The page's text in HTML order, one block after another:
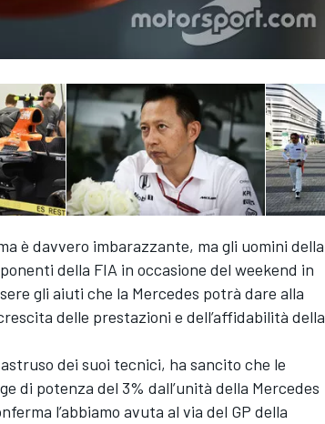
è davvero imbarazzante, ma gli uomini della
della FIA in occasione del weekend in
gli aiuti che la Mercedes potrà dare alla
delle prestazioni e dell’affidabilità della
dei suoi tecnici, ha sancito che le
di potenza del 3% dall’unità della Mercedes
l’abbiamo avuta al via del GP della